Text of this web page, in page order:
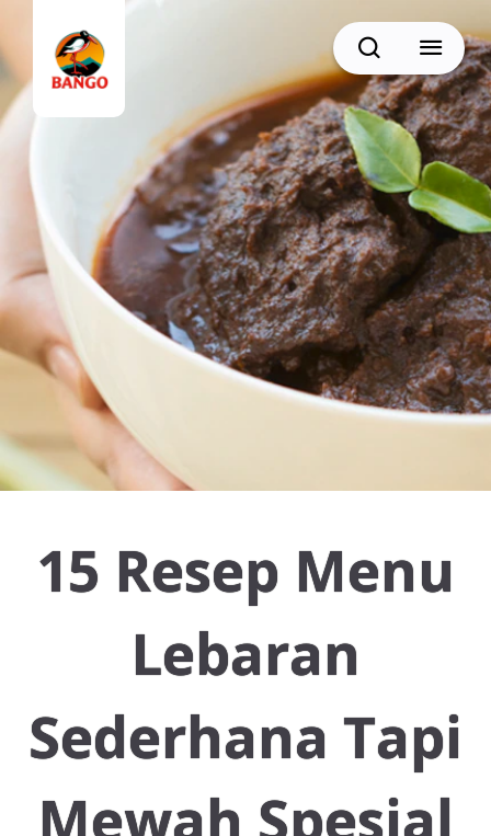
BACK
Resep Sate
Resep Semur
Resep Daging
Resep Ayam
Resep Tempe/Tahu
Cari
15 Resep Menu
Lebaran
Sederhana Tapi
Mewah Spesial